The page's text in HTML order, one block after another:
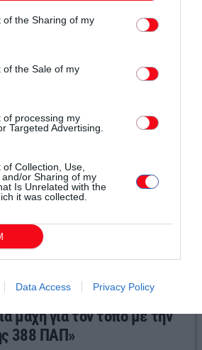
of the Sharing of my
of the Sale of my
of processing my
Targeted Advertising.
Collection, Use,
or Sharing of my
Is Unrelated with the
it was collected.
Data Access Privacy Policy
: «Η σιωπή κοστίζει:
μάχη για τον τόπο με την
388 ΠΑΠ»